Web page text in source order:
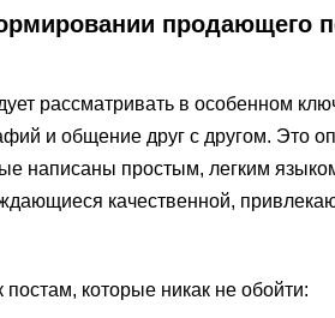
продающего
рассматривать в особенном
и общение друг с другом. Это
написаны простым, легким
качественной,
которые никак не обойти: